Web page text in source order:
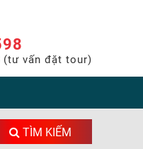
(tư vấn đặt tour)
TÌM KIẾM